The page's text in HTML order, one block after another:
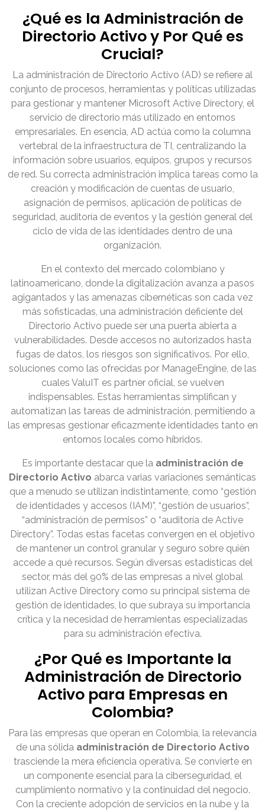
¿Qué es la Administración de
Directorio Activo y Por Qué es
Crucial?
La administración de Directorio Activo (AD) se refiere al
conjunto de procesos, herramientas y políticas utilizadas
para gestionar y mantener Microsoft Active Directory, el
servicio de directorio más utilizado en entornos
empresariales. En esencia, AD actúa como la columna
vertebral de la infraestructura de TI, centralizando la
información sobre usuarios, equipos, grupos y recursos
de red. Su correcta administración implica tareas como la
creación y modificación de cuentas de usuario,
asignación de permisos, aplicación de políticas de
seguridad, auditoría de eventos y la gestión general del
ciclo de vida de las identidades dentro de una
organización.
En el contexto del mercado colombiano y
latinoamericano, donde la digitalización avanza a pasos
agigantados y las amenazas cibernéticas son cada vez
más sofisticadas, una administración deficiente del
Directorio Activo puede ser una puerta abierta a
vulnerabilidades. Desde accesos no autorizados hasta
fugas de datos, los riesgos son significativos. Por ello,
soluciones como las ofrecidas por ManageEngine, de las
cuales ValuIT es partner oficial, se vuelven
indispensables. Estas herramientas simplifican y
automatizan las tareas de administración, permitiendo a
las empresas gestionar eficazmente identidades tanto en
entornos locales como híbridos.
Es importante destacar que la administración de
Directorio Activo abarca varias variaciones semánticas
que a menudo se utilizan indistintamente, como “gestión
de identidades y accesos (IAM)”, “gestión de usuarios”,
“administración de permisos” o “auditoría de Active
Directory”. Todas estas facetas convergen en el objetivo
de mantener un control granular y seguro sobre quién
accede a qué recursos. Según diversas estadísticas del
sector, más del 90% de las empresas a nivel global
utilizan Active Directory como su principal sistema de
gestión de identidades, lo que subraya su importancia
crítica y la necesidad de herramientas especializadas
para su administración efectiva.
¿Por Qué es Importante la
Administración de Directorio
Activo para Empresas en
Colombia?
Para las empresas que operan en Colombia, la relevancia
de una sólida administración de Directorio Activo
trasciende la mera eficiencia operativa. Se convierte en
un componente esencial para la ciberseguridad, el
cumplimiento normativo y la continuidad del negocio.
Con la creciente adopción de servicios en la nube y la